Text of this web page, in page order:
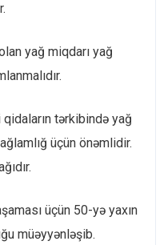
yağ miqdarı yağ
tərkibində yağ
üçün önəmlidir.
üçün 50-yə yaxın
müəyyənləşib.